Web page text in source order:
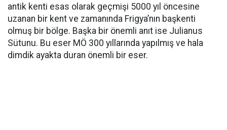
antik kenti esas olarak geçmişi 5000 yıl öncesine
uzanan bir kent ve zamanında Frigya’nın başkenti
olmuş bir bölge. Başka bir önemli anıt ise Julianus
Sütunu. Bu eser MÖ 300 yıllarında yapılmış ve hala
dimdik ayakta duran önemli bir eser.